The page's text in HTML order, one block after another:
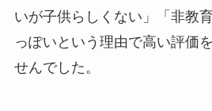
いが子供らしくない」「非教
っぽいという理由で高い評価
せんでした。